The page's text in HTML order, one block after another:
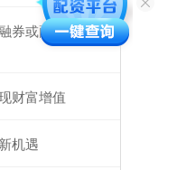
券或配资的步骤
财富增值
机遇